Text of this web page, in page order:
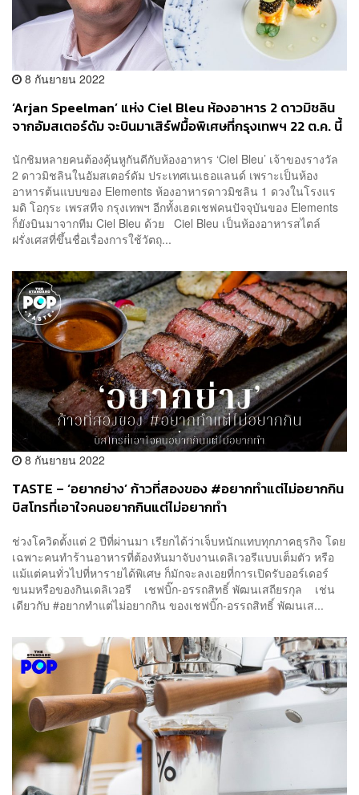
8 กันยายน 2022
‘Arjan Speelman’ แห่ง Ciel Bleu ห้องอาหาร 2 ดาวมิชลิน
จากอัมสเตอร์ดัม จะบินมาเสิร์ฟมื้อพิเศษที่กรุงเทพฯ 22 ต.ค. นี้
นักชิมหลายคนต้องคุ้นหูกันดีกับห้องอาหาร ‘Ciel Bleu’ เจ้าของรางวัล
2 ดาวมิชลินในอัมสเตอร์ดัม ประเทศเนเธอแลนด์ เพราะเป็นห้อง
อาหารต้นแบบของ Elements ห้องอาหารดาวมิชลิน 1 ดวงในโรงแร
มดิ โอกุระ เพรสทีจ กรุงเทพฯ อีกทั้งเฮดเชฟคนปัจจุบันของ Elements
ก็ยังบินมาจากทีม Ciel Bleu ด้วย Ciel Bleu เป็นห้องอาหารสไตล์
ฝรั่งเศสที่ขึ้นชื่อเรื่องการใช้วัตถุ...
8 กันยายน 2022
TASTE – ‘อยากย่าง’ ก้าวที่สองของ #อยากทำแต่ไม่อยากกิน
บิสโทรที่เอาใจคนอยากกินแต่ไม่อยากทำ
ช่วงโควิดตั้งแต่ 2 ปีที่ผ่านมา เรียกได้ว่าเจ็บหนักแทบทุกภาคธุรกิจ โดย
เฉพาะคนทำร้านอาหารที่ต้องหันมาจับงานเดลิเวอรีแบบเต็มตัว หรือ
แม้แต่คนทั่วไปที่หารายได้พิเศษ ก็มักจะลงเอยที่การเปิดรับออร์เดอร์
ขนมหรือของกินเดลิเวอรี เชฟบิ๊ก-อรรถสิทธิ์ พัฒนเสถียรกุล เช่น
เดียวกับ #อยากทำแต่ไม่อยากกิน ของเชฟบิ๊ก-อรรถสิทธิ์ พัฒนเส...